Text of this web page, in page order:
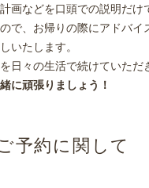
画などを口頭での説明だけ
で、お帰りの際にアドバイ
いたします。
日々の生活で続けていただ
に頑張りましょう！
予約に関して